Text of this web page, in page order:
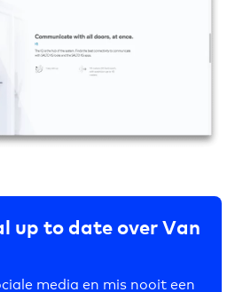
up to date over Van
media en mis nooit een